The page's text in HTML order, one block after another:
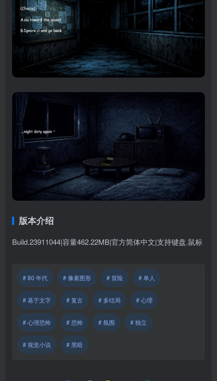
版本介绍
Build.23911044|容量462.22MB|官方简体中文|支持键盘.鼠标
# 80 年代 # 像素图形 # 冒险 # 单人
# 基于文字 # 复古 # 多结局 # 心理
# 心理恐怖 # 恐怖 # 氛围 # 独立
# 视觉小说 # 黑暗